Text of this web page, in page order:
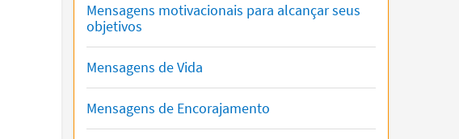
Mensagens motivacionais para alcançar seus
objetivos
Mensagens de Vida
Mensagens de Encorajamento